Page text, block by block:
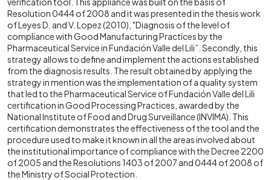
Resolution 0444 of 2008 and it was presented in the thesis work
of Leyes D. and V. Lopez (2010), "Diagnosis of the level of
compliance with Good Manufacturing Practices by the
Pharmaceutical Service in Fundación Valle del Lili”. Secondly, this
strategy allows to define and implement the actions established
from the diagnosis results. The result obtained by applying the
strategy in mention was the implementation of a quality system
that led to the Pharmaceutical Service of Fundación Valle del Lili
certification in Good Processing Practices, awarded by the
National Institute of Food and Drug Surveillance (INVIMA). This
certification demonstrates the effectiveness of the tool and the
procedure used to make it known in all the areas involved about
the institutional importance of compliance with the Decree 2200
of 2005 and the Resolutions 1403 of 2007 and 0444 of 2008 of
the Ministry of Social Protection.